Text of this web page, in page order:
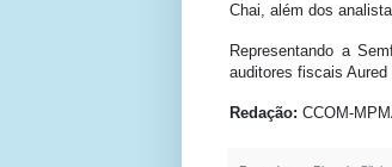
Chai, além dos
Representando a
auditores fiscais
Redação: CCOM-